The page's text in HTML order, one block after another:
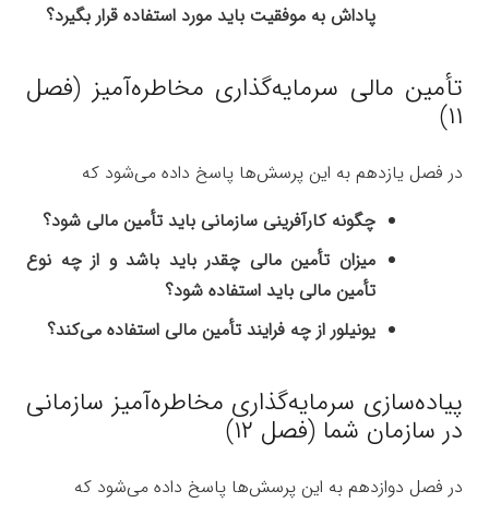
پاداش به موفقیت باید مورد استفاده قرار بگیرد؟
تأمین مالی سرمایه‌گذاری مخاطره‌آمیز (فصل
۱۱)
در فصل یازدهم به این پرسش‌ها پاسخ داده می‌شود که
چگونه کارآفرینی سازمانی باید تأمین مالی شود؟
میزان تأمین مالی چقدر باید باشد و از چه نوع
تأمین مالی باید استفاده شود؟
یونیلور از چه فرایند تأمین مالی استفاده می‌کند؟
پیاده‌سازی سرمایه‌گذاری مخاطره‌آمیز سازمانی
در سازمان شما (فصل ۱۲)
در فصل دوازدهم به این پرسش‌ها پاسخ داده می‌شود که